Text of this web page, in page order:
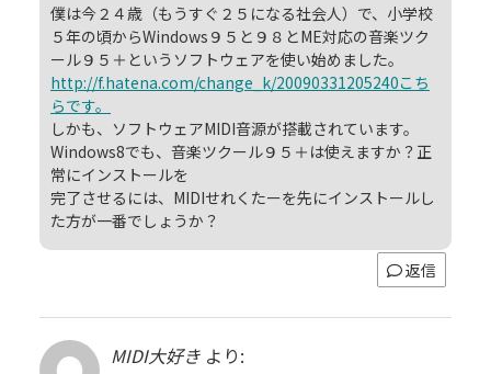
僕は今２４歳（もうすぐ２５になる社会人）で、小学校
５年の頃からWindows９５と９８とME対応の音楽ツク
ール９５＋というソフトウェアを使い始めました。
http://f.hatena.com/change_k/20090331205240こち
らです。
しかも、ソフトウェアMIDI音源が搭載されています。
Windows8でも、音楽ツクール９５＋は使えますか？正
常にインストールを
完了させるには、MIDIせれくたーを先にインストールし
た方が一番でしょうか？
返信
MIDI大好き より: